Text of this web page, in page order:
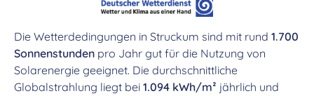
Die Wetterdedingungen in Struckum sind mit rund 1.700
Sonnenstunden pro Jahr gut für die Nutzung von
Solarenergie geeignet. Die durchschnittliche
Globalstrahlung liegt bei 1.094 kWh/m² jährlich und